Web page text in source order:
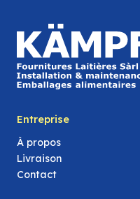
Entreprise
À propos
Livraison
Contact